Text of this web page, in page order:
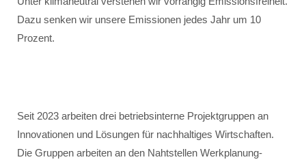
Dazu senken wir unsere Emissionen jedes Jahr um 10
Prozent.
Seit 2023 arbeiten drei betriebsinterne Projektgruppen an
Innovationen und Lösungen für nachhaltiges Wirtschaften.
Die Gruppen arbeiten an den Nahtstellen Werkplanung-